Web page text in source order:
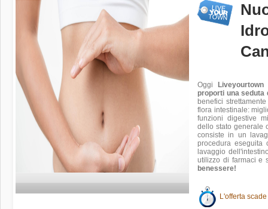
Oggi
proporti una
benefici
flora intestinale:
funzioni digestive
dello stato generale
consiste in un
procedura eseguita
lavaggio
utilizzo di farmaci e
benessere!
L'offerta